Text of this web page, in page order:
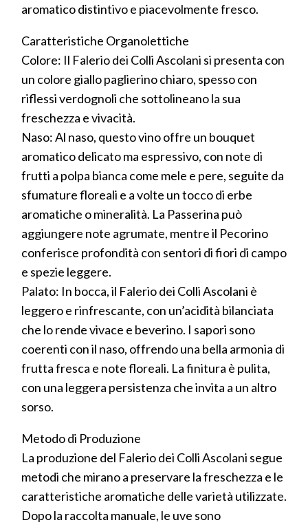
aromatico distintivo e piacevolmente fresco.
Caratteristiche Organolettiche
Colore: Il Falerio dei Colli Ascolani si presenta con
un colore giallo paglierino chiaro, spesso con
riflessi verdognoli che sottolineano la sua
freschezza e vivacità.
Naso: Al naso, questo vino offre un bouquet
aromatico delicato ma espressivo, con note di
frutti a polpa bianca come mele e pere, seguite da
sfumature floreali e a volte un tocco di erbe
aromatiche o mineralità. La Passerina può
aggiungere note agrumate, mentre il Pecorino
conferisce profondità con sentori di fiori di campo
e spezie leggere.
Palato: In bocca, il Falerio dei Colli Ascolani è
leggero e rinfrescante, con un’acidità bilanciata
che lo rende vivace e beverino. I sapori sono
coerenti con il naso, offrendo una bella armonia di
frutta fresca e note floreali. La finitura è pulita,
con una leggera persistenza che invita a un altro
sorso.
Metodo di Produzione
La produzione del Falerio dei Colli Ascolani segue
metodi che mirano a preservare la freschezza e le
caratteristiche aromatiche delle varietà utilizzate.
Dopo la raccolta manuale, le uve sono